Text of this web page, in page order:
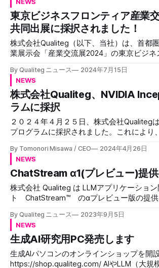
時間 * 11月20日(水) 10:00～17:00 * 11月21日(木) 10:00～
17:00 * 11月22日(金) 10:00～16:00
ています。しかし、この革新的な技術の普
セキュリティリスクも浮上しており、企業
に対する適切な対策を講じる必要に迫られてい
事では、当社が開発したLLMセキュリティ
「LLM-Audit」をご紹介します。LLM-Audit
出力を徹底的に監査し、セキュリティリス
る包括的なセキュリティ＆セーフティ実現
す。 従来のセキュリティ対策では対応が難しいLLM特有の脆
弱性や、日本語環境特有の課題に対しても
します。 動画 本記事の内容はこちらの動画でもご覧いただ
けます。 LLMセキュリティの重要性 LLMのセキュリティ管
理が不十分な場合、企業は深刻な結果に直
ります。 最も懸
NEWS
東京ビジネスフロンティア産業
共同出展に採択されました！
株式会社Qualiteg（以下、当社）は、首都
業展示会「産業交流展2024」の東京ビジネ
せいたします。 産業交流展2024について 産業交流展は、首
都圏（東京都・埼玉県・千葉県・神奈川県
る中小企業の優れた技術や製品を一堂に展
展示会です。今年は通常の展示分野に加え
て「スタートアップ（創業10年以内の企業
新サービス（3年以内に発表）」を展開す
する予定です。 開催概要 * 会期： * リアル展：2024年11月
20日(水)～22日(金) * 20日・21日：10:00～17:00 * 22日：
10:00～16:00 * オンライン展：2024年11月6日(水)～29日
By Qualiteg ニュース 2024年7月15日
NEWS
株式会社Qualiteg、NVIDIA
ラムに採択
２０２４年４月２５日、株式会社Qualiteg
プログラムに採択されました。これにより
に向けて新たな一歩を踏み出すこととなりました。
ビス開発への期待 NVIDIA Inceptionプログラムに採用された
ことで、当社は大規模言語モデル（LLM）
業者として、更なる飛躍が期待されております。
NVIDIAが提供する高度なAIリソースとツー
で、以下のような可能性が広がります。 1. 高性能なAIモデル
の開発 NVIDIAのAI Foundation Modelsを利用することで、最
先端のAIモデルを迅速に構築し、カスタマ
ことができます。これにより、業界をリー
リューションの提供が可能となります。 2. エンジニアリン
グリソースの強化 NVIDIA Developer Programに参加するこ
とで、エンジニアは最新のツールやリソー
By Tomonori Misawa / CEO 2024年4月26日
NEWS
ChatStream α1(プレビュー)提
株式会社 Qualiteg は LLMアプリケーショ
ト ChatStream™ のαプレビュー版の提供
ンを簡単に構築できる Python ライブラリです。
ントエンド(チャットUI) と 推論実行サーバ
で構成されており、追加のソフトウェア開
ChatStream™ だけで LLM アプリケーショ
とができます。 また、頭脳となる LLM には HuggingFace 等
By Qualiteg ニュース 2023年9月5日
NEWS
生成AI研究用PC発売します
生成AIパソコンのオンラインショップを開
https://shop.qualiteg.com/ AIやLLM（大規模言語モデル）の